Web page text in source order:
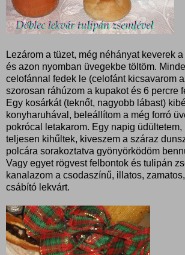
Lezárom a tüzet, még néhányat keverek
és azon nyomban üvegekbe töltöm.
celofánnal fedek le (celofánt kicsavarom
szorosan ráhúzom a kupakot és 6 percre
Egy kosárkát (teknőt, nagyobb lábast)
konyharuhával, beleállítom a még forró
pokrócal letakarom. Egy napig üdültetem,
teljesen kihűltek, kiveszem a száraz
polcára sorakoztatva gyönyörködöm
Vagy egyet rögvest felbontok és tulipán
kanalazom a csodaszínű, illatos,
csábító lekvárt.